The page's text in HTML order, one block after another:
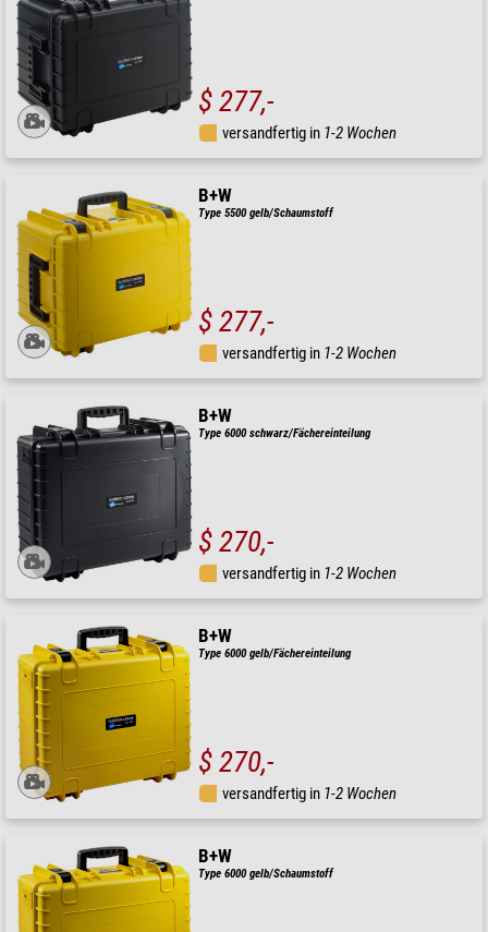
$ 277,-
versandfertig in 1-2 Wochen
B+W
Type 5500 gelb/Schaumstoff
$ 277,-
versandfertig in 1-2 Wochen
B+W
Type 6000 schwarz/Fächereinteilung
$ 270,-
versandfertig in 1-2 Wochen
B+W
Type 6000 gelb/Fächereinteilung
$ 270,-
versandfertig in 1-2 Wochen
B+W
Type 6000 gelb/Schaumstoff